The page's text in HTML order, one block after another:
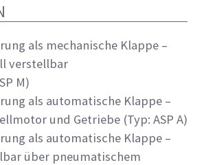
als mechanische Klappe –
verstellbar
M)
als automatische Klappe –
und Getriebe (Typ: ASP A)
als automatische Klappe –
über pneumatischem